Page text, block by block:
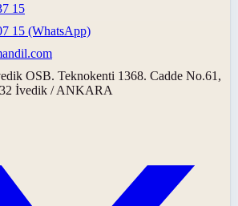
15
15 (WhatsApp)
OSB. Teknokenti 1368. Cadde No.61,
İvedik / ANKARA